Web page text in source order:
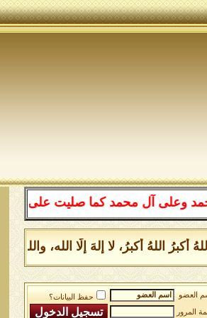
آل محمد كما صليت على إبراهيم
أكبرُ اللهُ أكبرُ، لا إلهَ إلَّا الله،
العضو
حفظ البيانات؟
المرور